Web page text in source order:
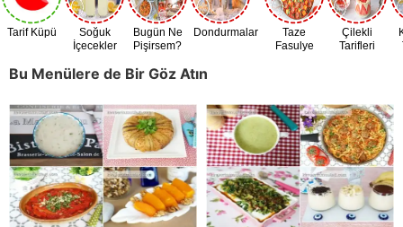
Tarif Küpü
Soğuk
İçecekler
Bugün Ne
Pişirsem?
Dondurmalar
Taze
Fasulye
Çilekli
Tarifleri
Bu Menülere de Bir Göz Atın